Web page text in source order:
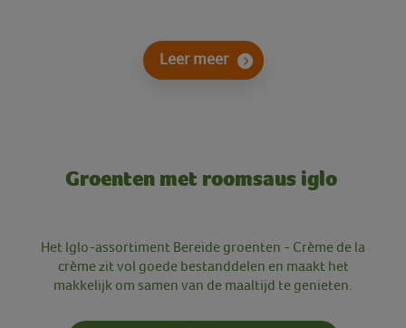
Leer meer
Groenten met roomsaus iglo
Het Iglo-assortiment Bereide groenten - Crème de la
crème zit vol goede bestanddelen en maakt het
makkelijk om samen van de maaltijd te genieten.